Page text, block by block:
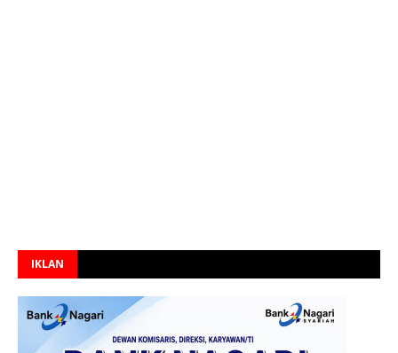
IKLAN